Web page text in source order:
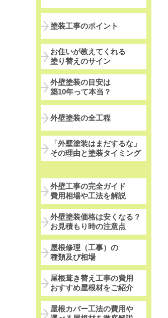
塗装工事のポイント
お住いが教えてくれる
塗り替えのサイン
外壁塗装の目安は
築10年って本当？
外壁塗装の全工程
「外壁塗装はまだするな」
その理由と塗装タイミング
外壁工事の完全ガイド
費用相場や工法を解説
外壁塗装価格は安くなる？
お見積もり時の注意点
屋根修理（工事）の
種類及び相場
屋根葺き替え工事の費用
おすすめ屋根材をご紹介
屋根カバー工法の費用や